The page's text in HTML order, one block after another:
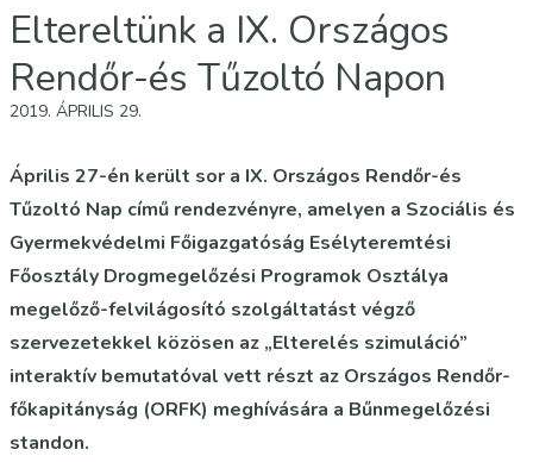
Eltereltünk a IX. Országos
Rendőr-és Tűzoltó Napon
2019. ÁPRILIS 29.
Április 27-én került sor a IX. Országos Rendőr-és
Tűzoltó Nap című rendezvényre, amelyen a Szociális és
Gyermekvédelmi Főigazgatóság Esélyteremtési
Főosztály Drogmegelőzési Programok Osztálya
megelőző-felvilágosító szolgáltatást végző
szervezetekkel közösen az „Elterelés szimuláció”
interaktív bemutatóval vett részt az Országos Rendőr-
főkapitányság (ORFK) meghívására a Bűnmegelőzési
standon.